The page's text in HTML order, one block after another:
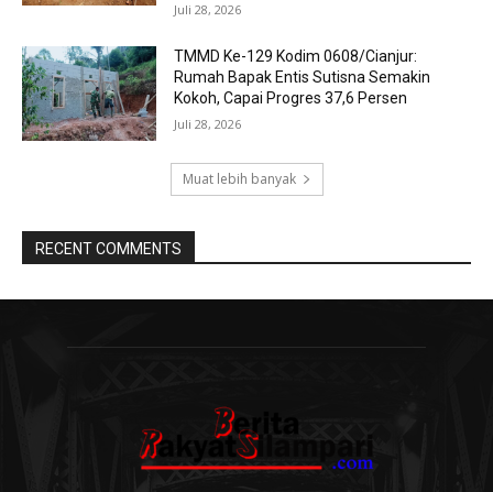
Juli 28, 2026
TMMD Ke-129 Kodim 0608/Cianjur:
Rumah Bapak Entis Sutisna Semakin
Kokoh, Capai Progres 37,6 Persen
Juli 28, 2026
Muat lebih banyak
RECENT COMMENTS